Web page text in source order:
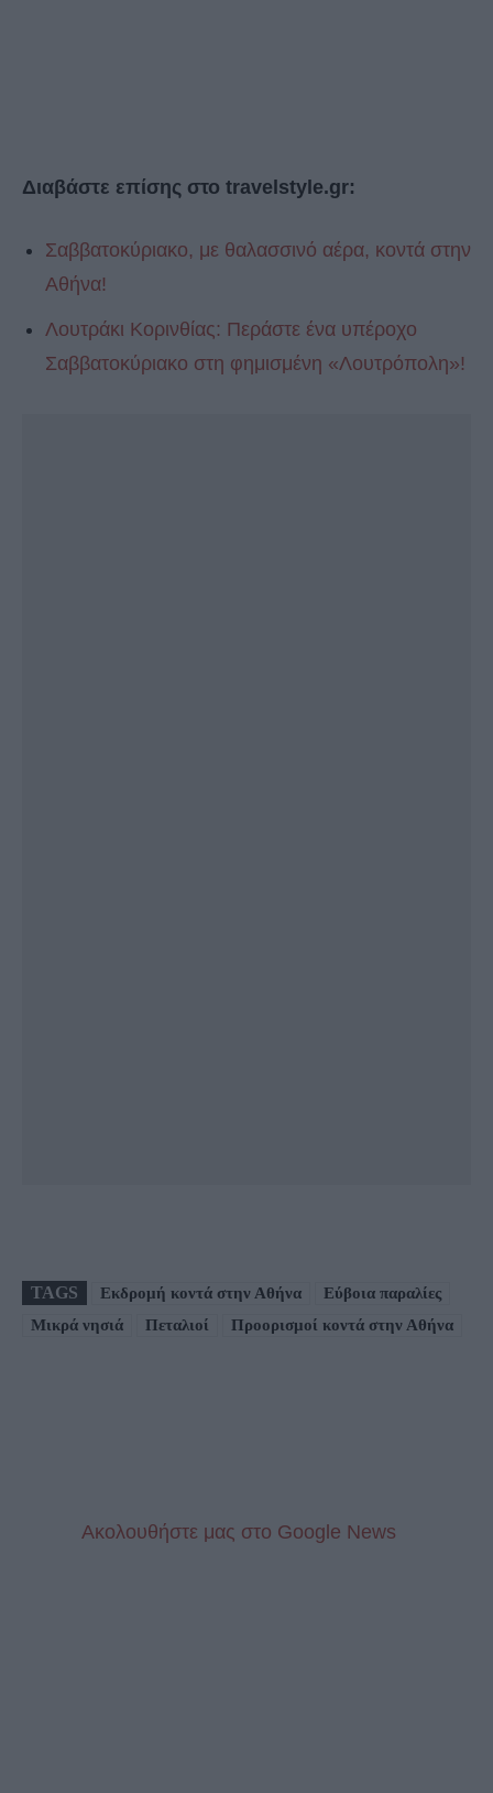
Διαβάστε επίσης στο travelstyle.gr:
Σαββατοκύριακο, με θαλασσινό αέρα, κοντά στην
Αθήνα!
Λουτράκι Κορινθίας: Περάστε ένα υπέροχο
Σαββατοκύριακο στη φημισμένη «Λουτρόπολη»!
TAGS Εκδρομή κοντά στην Αθήνα
Εύβοια παραλίες
Μικρά νησιά
Πεταλιοί Προορισμοί κοντά στην Αθήνα
Aκολουθήστε μας στo Google News